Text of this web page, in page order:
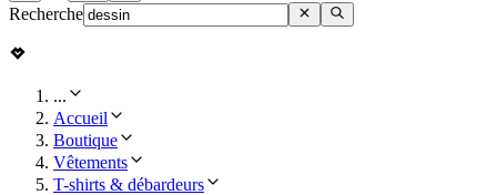
Recherche
...
Accueil
Boutique
Vêtements
T-shirts & débardeurs